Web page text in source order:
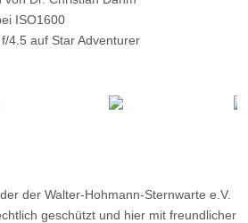
ISO1600
4.5 auf Star Adventurer
(Spanien; 2160 Meter hoch)
der Walter-Hohmann-Sternwarte e.V.
geschützt und hier mit freundlicher